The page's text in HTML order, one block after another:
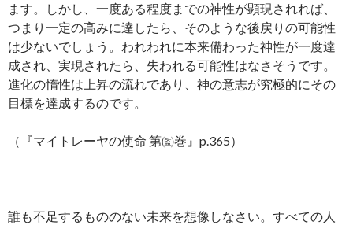
ます。しかし、一度ある程度までの神性が顕現されれば、
つまり一定の高みに達したら、そのような後戻りの可能性
は少ないでしょう。われわれに本来備わった神性が一度達
成され、実現されたら、失われる可能性はなさそうです。
進化の惰性は上昇の流れであり、神の意志が究極的にその
目標を達成するのです。
（『マイトレーヤの使命 第㈼巻』p.365）
誰も不足するもののない未来を想像しなさい。すべての人